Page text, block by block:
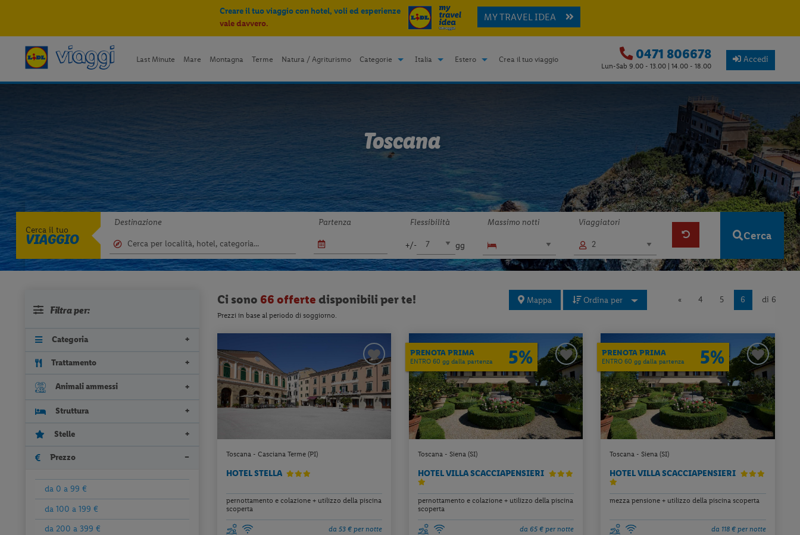
Creare il tuo viaggio con hotel, voli ed esperienze
vale davvero.
MY TRAVEL IDEA
Last Minute Mare Montagna Terme Natura / Agriturismo Categorie Italia Estero Crea il tuo viaggio 0471 806678
Lun-Sab 9.00 - 13.00 | 14.00 - 18.00
Accedi
Toscana
Cerca il tuo
VIAGGIO
Destinazione Partenza Flessibilità
+/- gg
Massimo notti Viaggiatori
Cerca
Filtra per:
Categoria
Trattamento
Animali ammessi
Struttura
Stelle
Prezzo
da 0 a 99 €
da 100 a 199 €
da 200 a 399 €
Ci sono 66 offerte disponibili per te!
Prezzi in base al periodo di soggiorno.
Mappa Ordina per « 4 5 6 di 6
Toscana - Casciana Terme (PI)
HOTEL STELLA
pernottamento e colazione + utilizzo della piscina
scoperta
da 53 € per notte
PRENOTA PRIMA
ENTRO 60 gg dalla partenza 5%
Toscana - Siena (SI)
HOTEL VILLA SCACCIAPENSIERI
pernottamento e colazione + utilizzo della piscina
scoperta
da 65 € per notte
PRENOTA PRIMA
ENTRO 60 gg dalla partenza 5%
Toscana - Siena (SI)
HOTEL VILLA SCACCIAPENSIERI
mezza pensione + utilizzo della piscina scoperta
da 118 € per notte